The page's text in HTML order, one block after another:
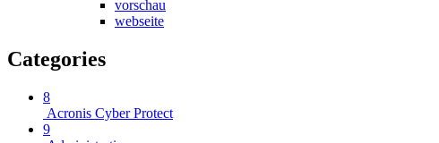
vorschau
webseite
Categories
8
Acronis Cyber Protect
9